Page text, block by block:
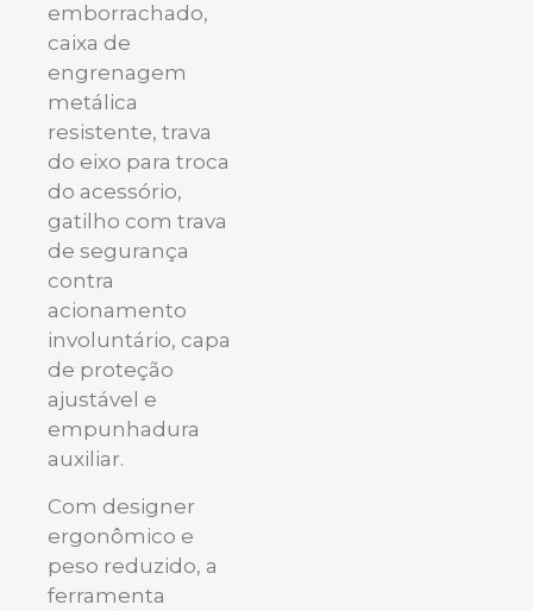
emborrachado,
caixa de
engrenagem
metálica
resistente, trava
do eixo para troca
do acessório,
gatilho com trava
de segurança
contra
acionamento
involuntário, capa
de proteção
ajustável e
empunhadura
auxiliar.
Com designer
ergonômico e
peso reduzido, a
ferramenta